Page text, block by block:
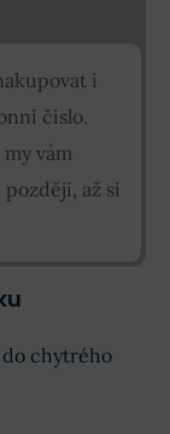
i
číslo.
vám
až si
do chytrého